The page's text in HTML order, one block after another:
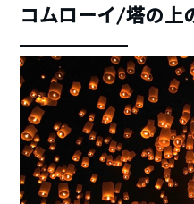
コムローイ/塔の上